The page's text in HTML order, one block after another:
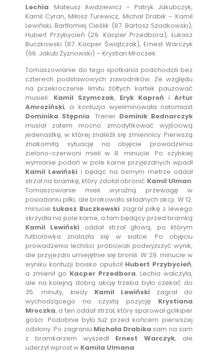
Lechia: Mateusz Awdziewicz – Patryk Jakubczyk,
Kamil Cyran, Miłosz Turewicz, Michał Drabik – Kamil
Lewiński, Bartłomiej Cieślik (87. Bartosz Szadkowski),
Hubert Przybycień (29. Kacper Przedbora), Łukasz
Buczkowski (87. Kacper Świątczak), Ernest Warczyk
(66. Jakub Żyznowski) – Krystian Mroczek.
Tomaszowianie do tego spotkania podchodzili bez
czterech podstawowych zawodników. Ze względu
na przekroczenie limitu żółtych kartek pauzować
musieli: Kamil Szymczak, Eryk Kaproń i Artur
Amroziński, a kontuzja wyeliminowała natomiast
Dominika Stępnia. Trener Dominik Bednarczyk
musiał zatem mocno zmodyfikować wyjściową
jedenastkę, w której znaleźli się zmiennicy. Pierwszą
znakomitą sytuację na objęcie prowadzenia
zielono-czerwoni mieli w 8. minucie. Po szybkiej
wymianie podań w pole karne przyjezdnych wpadł
Kamil Lewiński i będąc na ósmym metrze oddał
strzał na bramkę, który zdołał obronić Kamil Ulman.
Tomaszowianie mieli wyraźną przewagę w
posiadaniu piłki, ale brakowało składnych akcji. W 12.
minucie Łukasz Buczkowski zagrał piłkę z lewego
skrzydła na pole karne, a tam będący przed bramką
Kamil Lewiński oddał strzał głową, po którym
futbolówka znalazła się w siatce. Po objęciu
prowadzenia lechiści próbowali podwyższyć wynik,
ale przyjezdni umiejętnie się bronili. W 29. minucie w
wyniku kontuzji boisko opuścił Hubert Przybycień,
a zmienił go Kacper Przedbora. Lechia walczyła,
ale na kolejną dobrą akcję trzeba było czekać do
35. minuty, kiedy Kamil Lewiński zagrał do
wychodzącego na czystą pozycję Krystiana
Mroczka, a ten oddał strzał, który sparował golkiper
gości. Podobnie było tuż przed końcem pierwszej
odsłony. Po zagraniu Michała Drabika sam na sam
z bramkarzem wyszedł Ernest Warczyk, ale
uderzył wprost w Kamila Ulmana.